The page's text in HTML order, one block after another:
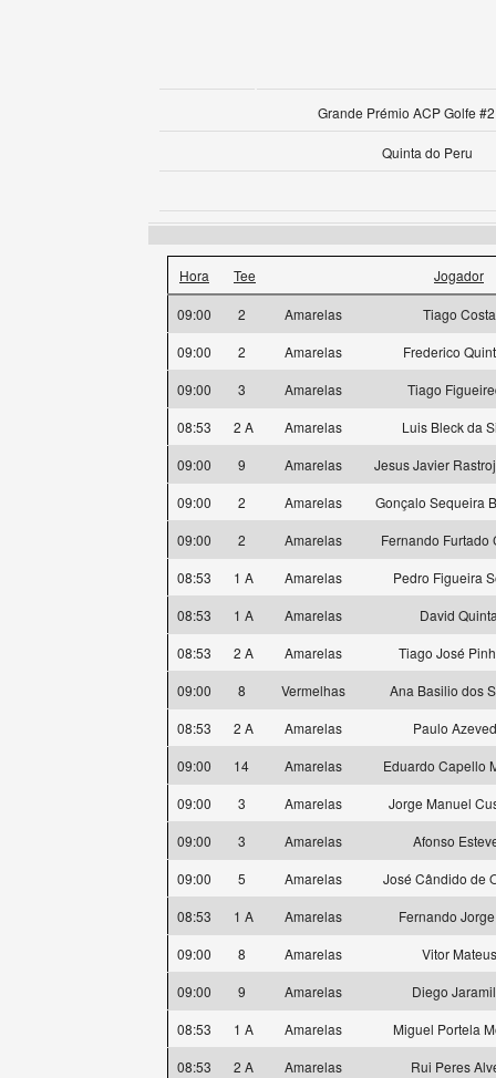
Grande Prémio ACP Golfe
Quinta do Peru
Hora Tee Jogador
09:00 2 Amarelas
Tiago Costa
09:00
2 Amarelas
Frederico
09:00
3 Amarelas
Tiago
08:53
2 A Amarelas
Luis Bleck da
09:00
9 Amarelas
Jesus Javier
09:00
2 Amarelas
Gonçalo Sequeira
09:00
2 Amarelas
Fernando Furtado
08:53
1 A Amarelas
Pedro Figueira
08:53
1 A Amarelas
David
08:53
2 A Amarelas
Tiago José
09:00
8 Vermelhas
Ana Basilio dos
08:53
2 A Amarelas
Paulo
09:00
14 Amarelas
Eduardo Capello
09:00
3 Amarelas
Jorge Manuel
09:00
3 Amarelas
Afonso
09:00
5 Amarelas
José Cândido de
08:53
1 A Amarelas
Fernando
09:00
8 Amarelas
Vitor Mateus
09:00
9 Amarelas
Diego
08:53
1 A Amarelas
Miguel Portela
08:53
2 A Amarelas
Rui Peres